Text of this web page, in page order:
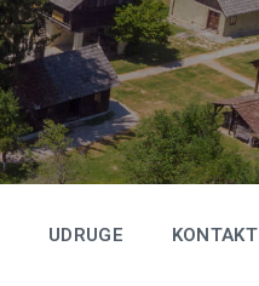
UDRUGE KONTAKT